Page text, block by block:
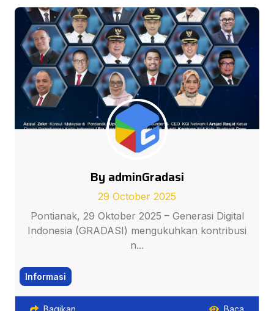
By adminGradasi
29 October 2025
Pontianak, 29 Oktober 2025 – Generasi Digital
Indonesia (GRADASI) mengukuhkan kontribusi
n...
Informasi
Bagikan Baca